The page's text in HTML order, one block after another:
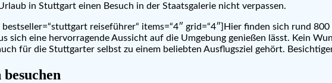
in Stuttgart einen Besuch in der Staatsgalerie nicht verpassen.
bestseller=“stuttgart reiseführer“ items=“4″ grid=“4″]Hier finden sich rund
sich eine hervorragende Aussicht auf die Umgebung genießen lässt. Kein
für die Stuttgarter selbst zu einem beliebten Ausflugsziel gehört.